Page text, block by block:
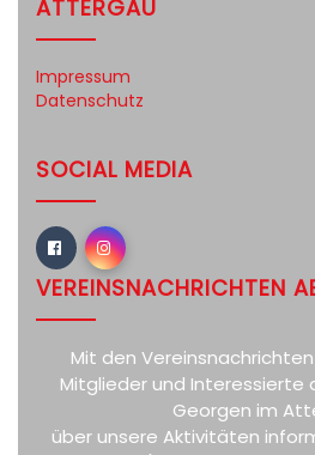
ATTERGAU
Impressum
Datenschutz
SOCIAL MEDIA
VEREINSNACHRICHTEN
Mit den
Mitglieder und Interessierte
Georgen im
über unsere Aktivitäten